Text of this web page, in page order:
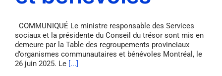
COMMUNIQUÉ Le ministre responsable des Services
sociaux et la présidente du Conseil du trésor sont mis en
demeure par la Table des regroupements provinciaux
d’organismes communautaires et bénévoles Montréal, le
26 juin 2025. Le [...]